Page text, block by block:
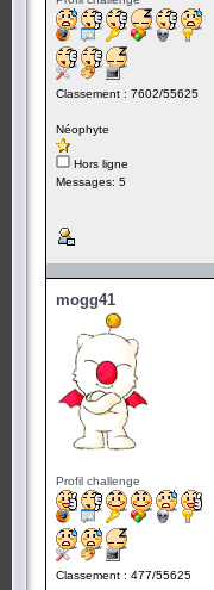
Classement : 7602/55625
Néophyte
Hors ligne
Messages: 5
mogg41
Profil challenge
Classement : 477/55625